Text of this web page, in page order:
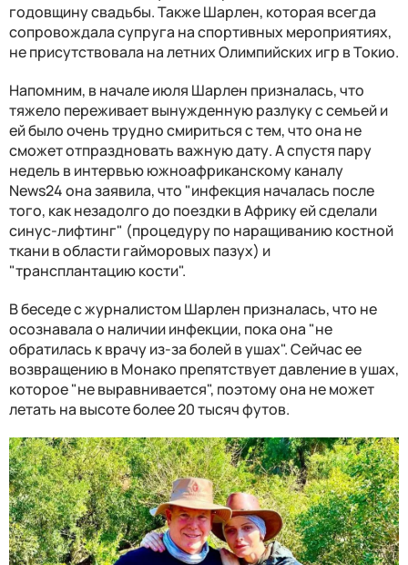
годовщину свадьбы. Также Шарлен, которая всегда
сопровождала супруга на спортивных мероприятиях,
не присутствовала на летних Олимпийских игр в Токио.
Напомним, в начале июля Шарлен призналась, что
тяжело переживает вынужденную разлуку с семьей и
ей было очень трудно смириться с тем, что она не
сможет отпраздновать важную дату. А спустя пару
недель в интервью южноафриканскому каналу
News24 она заявила, что "инфекция началась после
того, как незадолго до поездки в Африку ей сделали
синус-лифтинг" (процедуру по наращиванию костной
ткани в области гайморовых пазух) и
"трансплантацию кости".
В беседе с журналистом Шарлен призналась, что не
осознавала о наличии инфекции, пока она "не
обратилась к врачу из-за болей в ушах". Сейчас ее
возвращению в Монако препятствует давление в ушах,
которое "не выравнивается", поэтому она не может
летать на высоте более 20 тысяч футов.